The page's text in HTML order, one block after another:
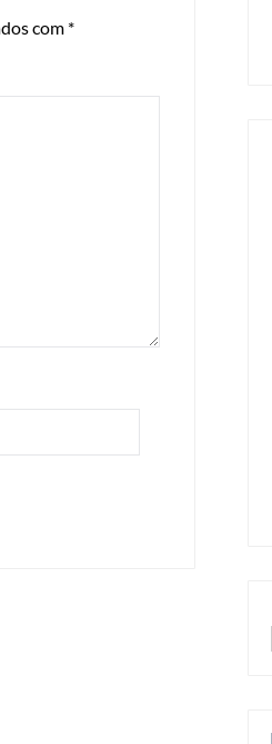
com *